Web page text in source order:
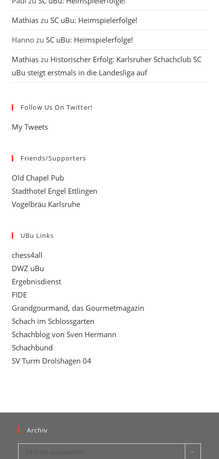
Mathias zuSC uBu: Heimspielerfolge!
Hanno zuSC uBu: Heimspielerfolge!
Mathias zu Historischer Erfolg: Karlsruher Schachclub SC
uBu steigt erstmals in die Landesliga auf
Follow Us On Twitter!
My Tweets
Friends/Supporters
Old Chapel Pub
Stadthotel Engel Ettlingen
Vogelbräu Karlsruhe
UBu Links
chess4all
DWZ uBu
Ergebnisdienst
FIDE
Grandgourmand, das Gourmetmagazin
Schach im Schlossgarten
Schachblog von Sven Hermann
Schachbund
SV Turm Drolshagen 04
Archiv